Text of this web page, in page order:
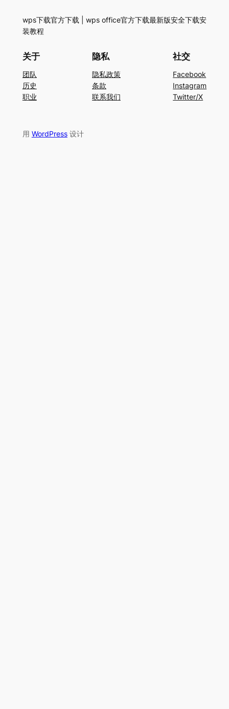
wps下载官方下载 | wps office官方下载最新版安全下载安
装教程
关于
团队
历史
职业
隐私
隐私政策
条款
联系我们
社交
Facebook
Instagram
Twitter/X
用 WordPress设计